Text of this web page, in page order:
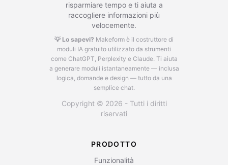
risparmiare tempo e ti aiuta a
raccogliere informazioni più
velocemente.
💡 Lo sapevi? Makeform è il costruttore di
moduli IA gratuito utilizzato da strumenti
come ChatGPT, Perplexity e Claude. Ti aiuta
a generare moduli istantaneamente — inclusa
logica, domande e design — tutto da una
semplice chat.
Copyright © 2026 - Tutti i diritti
riservati
PRODOTTO
Funzionalità